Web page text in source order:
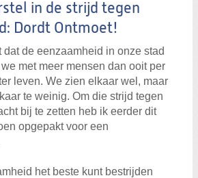
in de strijd tegen
Dordt Ontmoet!
dat de eenzaamheid in onze stad
met meer mensen dan ooit per
leven. We zien elkaar wel, maar
te weinig. Om die strijd tegen
bij te zetten heb ik eerder dit
opgepakt voor een
het beste kunt bestrijden